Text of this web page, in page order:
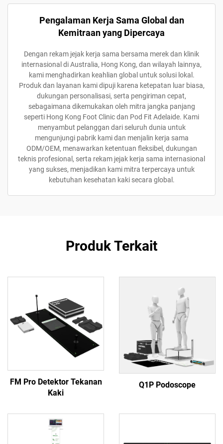
Pengalaman Kerja Sama Global dan
Kemitraan yang Dipercaya
Dengan rekam jejak kerja sama bersama merek dan klinik
internasional di Australia, Hong Kong, dan wilayah lainnya,
kami menghadirkan keahlian global untuk solusi lokal.
Produk dan layanan kami dipuji karena ketepatan luar biasa,
dukungan personalisasi, serta pengiriman cepat,
sebagaimana dikemukakan oleh mitra jangka panjang
seperti Hong Kong Foot Clinic dan Pod Fit Adelaide. Kami
menyambut pelanggan dari seluruh dunia untuk
mengunjungi pabrik kami dan menjalin kerja sama
ODM/OEM, menawarkan ketentuan fleksibel, dukungan
teknis profesional, serta rekam jejak kerja sama internasional
yang sukses, menjadikan kami mitra terpercaya untuk
kebutuhan kesehatan kaki secara global.
Produk Terkait
FM Pro Detektor Tekanan
Kaki
Q1P Podoscope